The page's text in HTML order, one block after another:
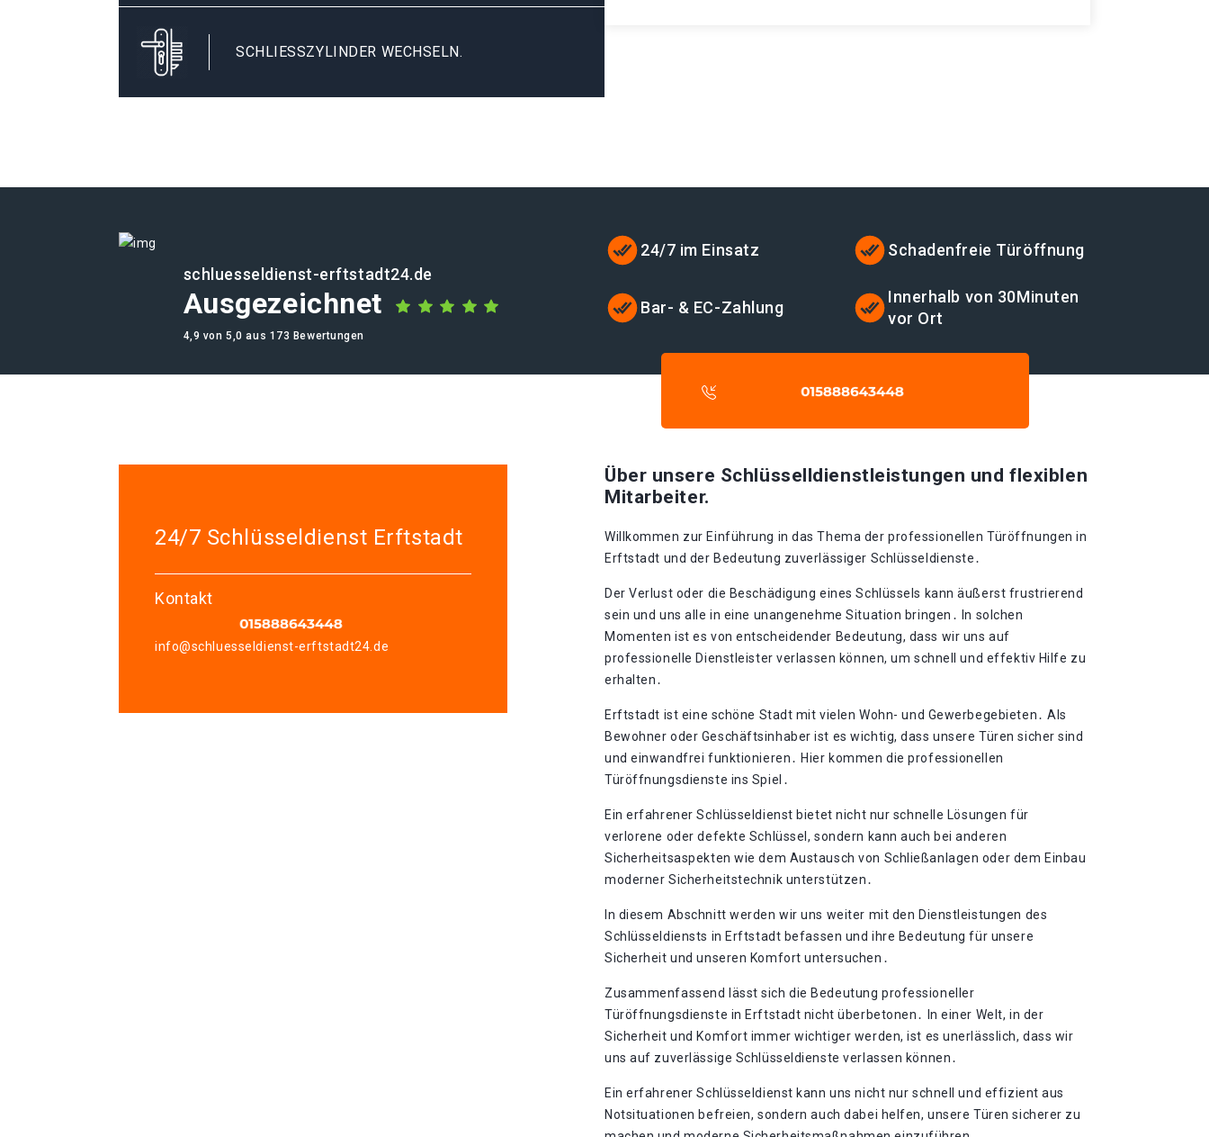
SCHLIESSZYLINDER WECHSELN.
schluesseldienst-erftstadt24.de
Ausgezeichnet
4,9 von 5,0 aus 173 Bewertungen
24/7 im Einsatz Schadenfreie Türöffnung
Bar- & EC-Zahlung
Innerhalb von 30Minuten
vor Ort
24/7 Schlüsseldienst Erftstadt
Kontakt
info@schluesseldienst-erftstadt24.de
Über unsere Schlüsselldienstleistungen und flexiblen
Mitarbeiter.
Willkommen zur Einführung in das Thema der professionellen Türöffnungen in
Erftstadt und der Bedeutung zuverlässiger Schlüsseldienste․
Der Verlust oder die Beschädigung eines Schlüssels kann äußerst frustrierend
sein und uns alle in eine unangenehme Situation bringen․ In solchen
Momenten ist es von entscheidender Bedeutung, dass wir uns auf
professionelle Dienstleister verlassen können, um schnell und effektiv Hilfe zu
erhalten․
Erftstadt ist eine schöne Stadt mit vielen Wohn- und Gewerbegebieten․ Als
Bewohner oder Geschäftsinhaber ist es wichtig, dass unsere Türen sicher sind
und einwandfrei funktionieren․ Hier kommen die professionellen
Türöffnungsdienste ins Spiel․
Ein erfahrener Schlüsseldienst bietet nicht nur schnelle Lösungen für
verlorene oder defekte Schlüssel, sondern kann auch bei anderen
Sicherheitsaspekten wie dem Austausch von Schließanlagen oder dem Einbau
moderner Sicherheitstechnik unterstützen․
In diesem Abschnitt werden wir uns weiter mit den Dienstleistungen des
Schlüsseldiensts in Erftstadt befassen und ihre Bedeutung für unsere
Sicherheit und unseren Komfort untersuchen․
Zusammenfassend lässt sich die Bedeutung professioneller
Türöffnungsdienste in Erftstadt nicht überbetonen․ In einer Welt, in der
Sicherheit und Komfort immer wichtiger werden, ist es unerlässlich, dass wir
uns auf zuverlässige Schlüsseldienste verlassen können․
Ein erfahrener Schlüsseldienst kann uns nicht nur schnell und effizient aus
Notsituationen befreien, sondern auch dabei helfen, unsere Türen sicherer zu